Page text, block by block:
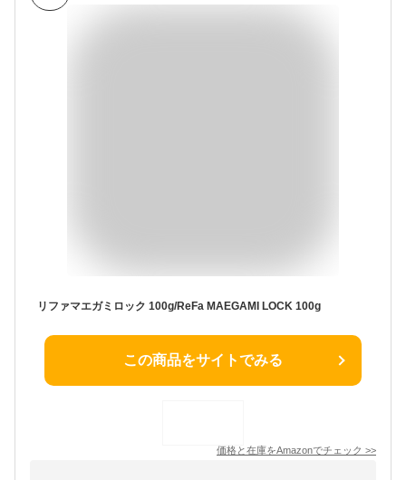
リファマエガミロック 100g/ReFa MAEGAMI LOCK 100g
この商品をサイトでみる
価格と在庫をAmazonでチェック >>